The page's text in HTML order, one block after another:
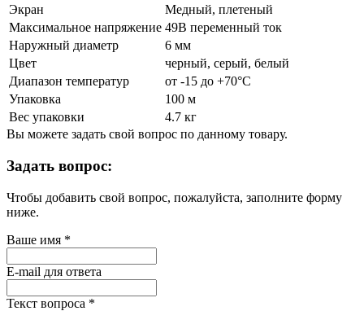
Экран
Медный, плетеный
Максимальное напряжение 49В переменный ток
Наружный диаметр
6 мм
Цвет
черный, серый, белый
Диапазон температур
от -15 до +70°С
Упаковка
100 м
Вес упаковки
4.7 кг
Вы можете задать свой вопрос по данному товару.
Задать вопрос:
Чтобы добавить свой вопрос, пожалуйста, заполните форму
ниже.
Ваше имя *
E-mail для ответа
Текст вопроса *